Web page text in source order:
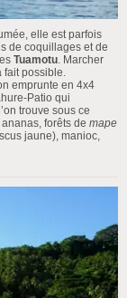
elle est parfois
de coquillages et de
Tuamotu . Marcher
possible.
emprunte en 4x4
Patio qui
trouve sous ce
forêts de mape
jaune), manioc,